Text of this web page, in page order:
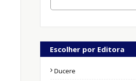
Escolher por Editora
Ducere